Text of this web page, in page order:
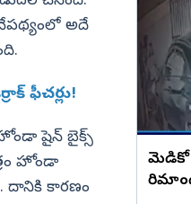
అదే
ఫీచర్లు!
షైన్ బైక్స్
హోండా
దానికి కారణం
ఘటనపై ఫ్రెండ్స్
మెడికో